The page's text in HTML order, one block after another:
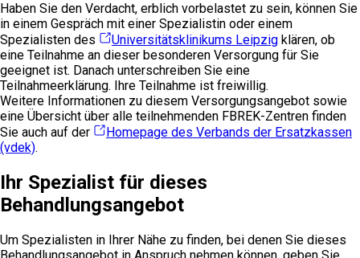
Haben Sie den Verdacht, erblich vorbelastet zu sein, können Sie
in einem Gespräch mit einer Spezialistin oder einem
Spezialisten des
Universitätsklinikums Leipzig klären, ob
eine Teilnahme an dieser besonderen Versorgung für Sie
geeignet ist. Danach unterschreiben Sie eine
Teilnahmeerklärung. Ihre Teilnahme ist freiwillig.
Weitere Informationen zu diesem Versorgungsangebot sowie
eine Übersicht über alle teilnehmenden FBREK-Zentren finden
Sie auch auf der
Homepage des Verbands der Ersatzkassen
(vdek).
Ihr Spezialist für dieses
Behandlungsangebot
Um Spezialisten in Ihrer Nähe zu finden, bei denen Sie dieses